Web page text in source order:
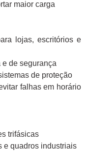
maior carga
lojas, escritórios e
de segurança
de proteção
falhas em horário
trifásicas
e quadros industriais